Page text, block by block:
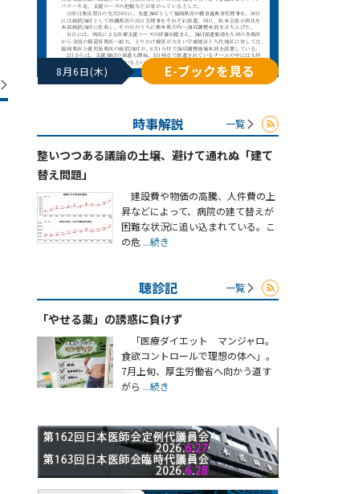
8月6日(木) E-ブックを見る
時事解説 一覧
整いつつある議論の土壌、避けて通れぬ「建て
替え問題」
建設費や物価の高騰、人件費の上
昇などによって、病院の建て替えが
困難な状況に追い込まれている。こ
の危 ...続き
聴診記 一覧
「やせる薬」の誘惑に負けず
「医療ダイエット マンジャロ。
食欲コントロールで理想の体へ」。
7月上旬、厚生労働省へ向かう道す
がら ...続き